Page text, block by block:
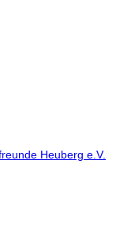
Heuberg e.V.